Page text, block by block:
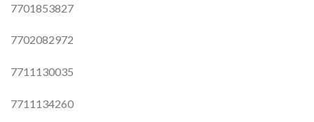
7701853827
7702082972
7711130035
7711134260